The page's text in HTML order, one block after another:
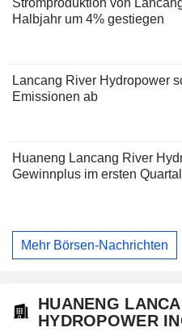
Stromproduktion von
Halbjahr um 4% gestiegen
Lancang River Hydropower
Emissionen ab
Huaneng Lancang River
Gewinnplus im ersten Quartal
Mehr Börsen-Nachrichten
HUANENG
HYDROPOWER